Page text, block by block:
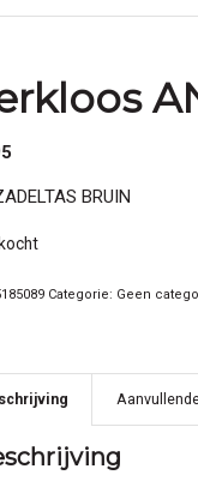
BRUIN
Categorie: Geen